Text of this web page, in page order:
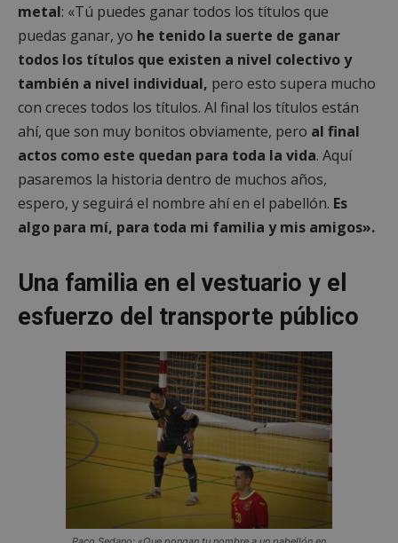
metal: «Tú puedes ganar todos los títulos que
puedas ganar, yo he tenido la suerte de ganar
todos los títulos que existen a nivel colectivo y
también a nivel individual, pero esto supera mucho
con creces todos los títulos. Al final los títulos están
ahí, que son muy bonitos obviamente, pero al final
actos como este quedan para toda la vida. Aquí
pasaremos la historia dentro de muchos años,
espero, y seguirá el nombre ahí en el pabellón. Es
algo para mí, para toda mi familia y mis amigos».
Una familia en el vestuario y el
esfuerzo del transporte público